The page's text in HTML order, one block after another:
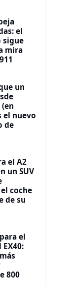
el
sigue
mira
un
el nuevo
de
el A2
un SUV
coche
de su
el
800